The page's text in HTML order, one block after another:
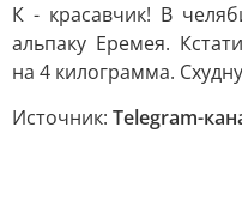
К - красавчик! В
альпаку Еремея.
на 4 килограмма.
Источник: Telegram-